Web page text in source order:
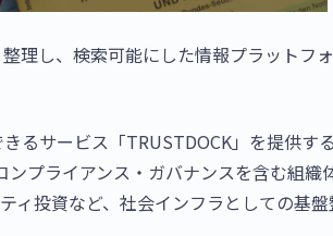
理し、検索可能にした情報プラットフ
るサービス「TRUSTDOCK」を提供する
プライアンス・ガバナンスを含む組織
ィ投資など、社会インフラとしての基